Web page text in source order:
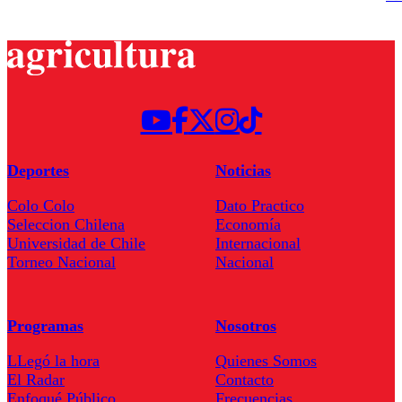
Deportes
Colo Colo
Seleccion Chilena
Universidad de Chile
Torneo Nacional
Noticias
Dato Practico
Economía
Internacional
Nacional
Programas
LLegó la hora
El Radar
Nosotros
Quienes Somos
Contacto